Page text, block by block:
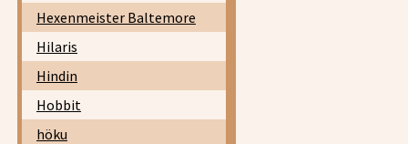
Hexenmeister Baltemore
Hilaris
Hindin
Hobbit
höku